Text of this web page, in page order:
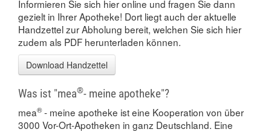
Informieren Sie sich hier online und fragen Sie dann
gezielt in Ihrer Apotheke! Dort liegt auch der aktuelle
Handzettel zur Abholung bereit, welchen Sie sich hier
zudem als PDF herunterladen können.
Download Handzettel
Was ist "mea®- meine apotheke"?
mea®- meine apotheke ist eine Kooperation von über
3000 Vor-Ort-Apotheken in ganz Deutschland. Eine